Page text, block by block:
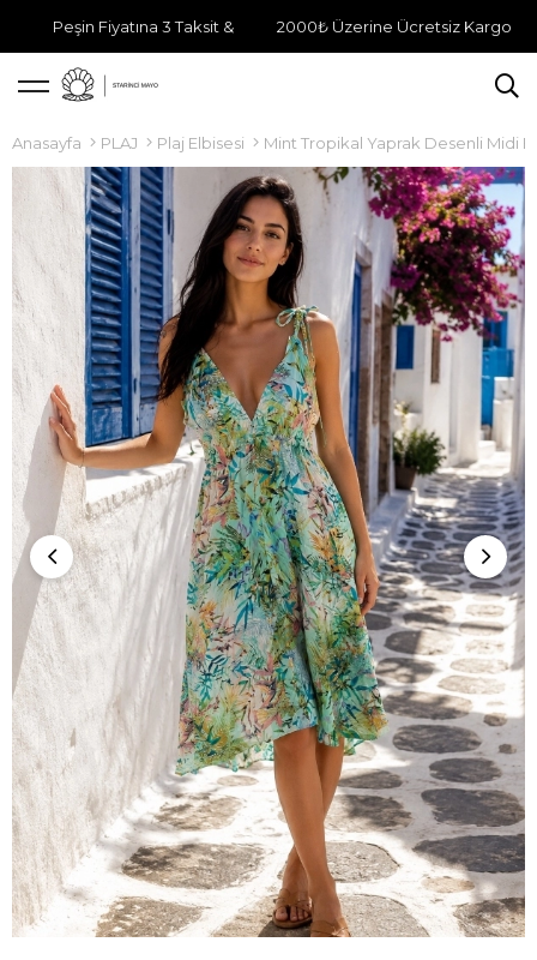
Peşin Fiyatına 3 Taksit & 2000₺ Üzerine Ücretsiz Kargo
Anasayfa PLAJ Plaj Elbisesi Mint Tropikal Yaprak Desenli Midi